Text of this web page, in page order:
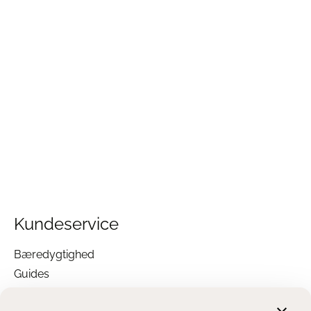
Kundeservice
Bæredygtighed
Guides